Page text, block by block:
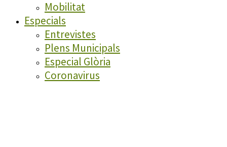
Mobilitat
Especials
Entrevistes
Plens Municipals
Especial Glòria
Coronavirus